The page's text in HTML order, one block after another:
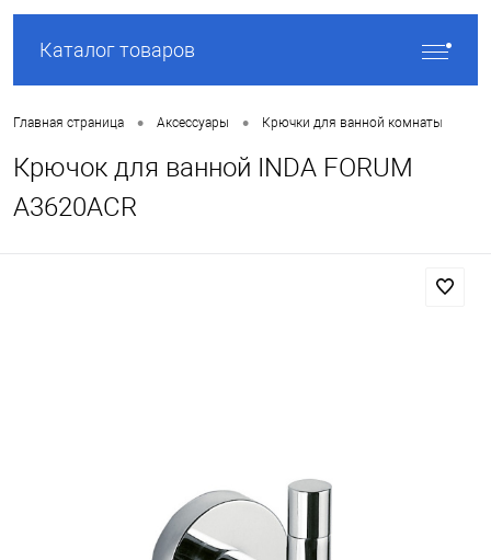
Каталог товаров
Главная страница • Аксессуары • Крючки для ванной комнаты
Крючок для ванной INDA FORUM
A3620ACR